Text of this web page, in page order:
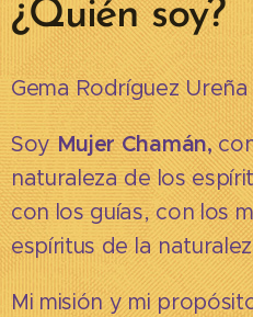
¿Quién soy?
Gema Rodríguez Ureña
SoyMujer Chamán,
naturaleza de los
con los guías, con los
espíritus de la
Mi misión y mi